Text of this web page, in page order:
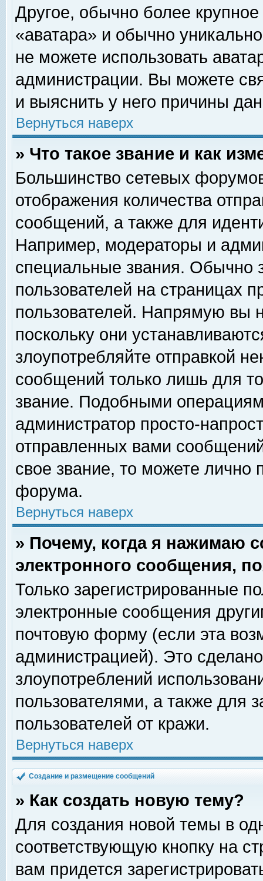
Другое, обычно более
«аватара» и обычно
не можете использовать
администрации. Вы можете
и выяснить у него причины
Вернуться наверх
» Что такое звание и как
Большинство сетевых
отображения количества
сообщений, а также для
Например, модераторы и
специальные звания. Обычно
пользователей на страницах
пользователей. Напрямую вы
поскольку они
злоупотребляйте отправкой
сообщений только лишь для
звание. Подобными
администратор просто-
отправленных вами
свое звание, то можете лично
форума.
Вернуться наверх
» Почему, когда я нажимаю
электронного сообщения,
Только зарегистрированные
электронные сообщения
почтовую форму (если эта
администрацией). Это
злоупотреблений
пользователями, а также для
пользователей от кражи.
Вернуться наверх
Создание и размещение сообщений
» Как создать новую тему?
Для создания новой темы в
соответствующую кнопку на
вам придется